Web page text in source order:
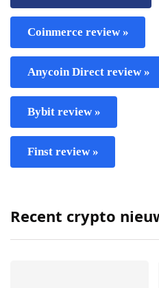
Coinmerce review »
Anycoin Direct review »
Bybit review »
Finst review »
Recent crypto